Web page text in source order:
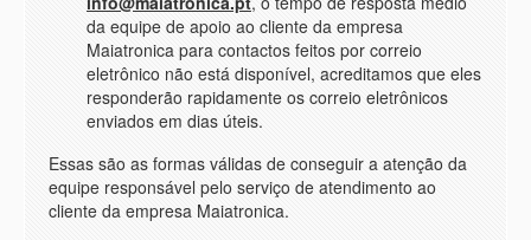
da equipe de apoio ao cliente da empresa
Maiatronica para contactos feitos por correio
eletrônico não está disponível, acreditamos que eles
responderão rapidamente os correio eletrônicos
enviados em dias úteis.
Essas são as formas válidas de conseguir a atenção da
equipe responsável pelo serviço de atendimento ao
cliente da empresa Maiatronica.